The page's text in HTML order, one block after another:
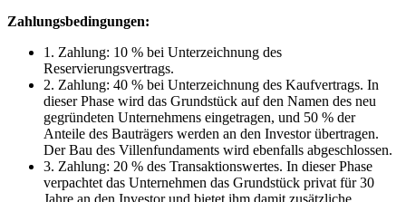
Zahlungsbedingungen:
1. Zahlung: 10 % bei Unterzeichnung des
Reservierungsvertrags.
2. Zahlung: 40 % bei Unterzeichnung des Kaufvertrags. In
dieser Phase wird das Grundstück auf den Namen des neu
gegründeten Unternehmens eingetragen, und 50 % der
Anteile des Bauträgers werden an den Investor übertragen.
Der Bau des Villenfundaments wird ebenfalls abgeschlossen.
3. Zahlung: 20 % des Transaktionswertes. In dieser Phase
verpachtet das Unternehmen das Grundstück privat für 30